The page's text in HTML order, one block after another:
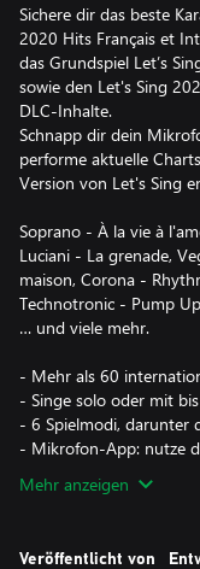
Sichere dir das beste
2020 Hits Français et
das Grundspiel Let’s
sowie den Let's Sing
DLC-Inhalte.
Schnapp dir dein
performe aktuelle
Version von Let's Sing
Soprano - À la vie à
Luciani - La grenade,
maison, Corona -
Technotronic - Pump
… und viele mehr.
- Mehr als 60
- Singe solo oder mit
- 6 Spielmodi, darunter
- Mikrofon-App: nutze
Mehr anzeigen
Veröffentlicht von